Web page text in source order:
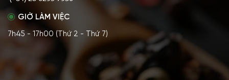
GIỜ LÀM VIỆC
7h45 - 17h00 (Thứ 2 - Thứ 7)